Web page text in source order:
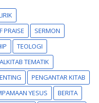
PRAISE
SERMON
TEOLOGI
TEMATIK
PENGANTAR KITAB
YESUS
BERITA